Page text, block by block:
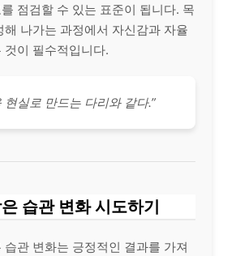
점검할 수 있는 표준이 됩니다. 목
해 나가는 과정에서 자신감과 자율
것이 필수적입니다.
현실로 만드는 다리와 같다.”
습관 변화 시도하기
습관 변화는 긍정적인 결과를 가져